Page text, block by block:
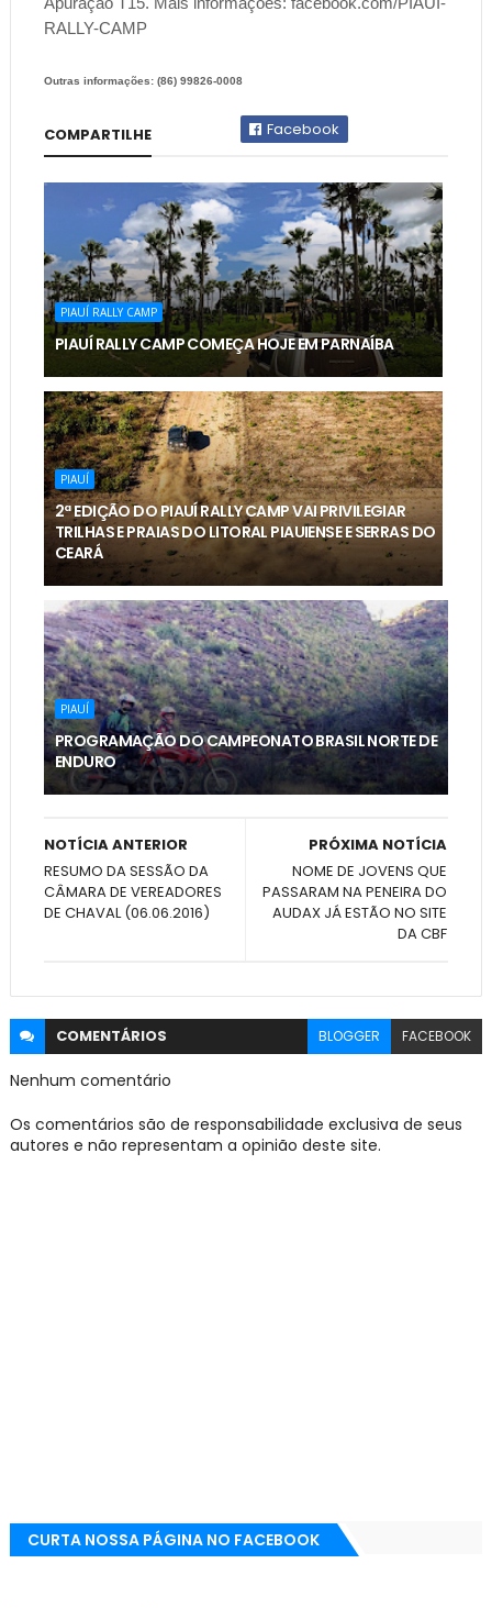
RALLY-CAMP
Outras informações: (86) 99826-0008
COMPARTILHE Facebook
PIAUÍ RALLY CAMP
PIAUÍ RALLY CAMP COMEÇA HOJE EM PARNAÍBA
PIAUÍ
2ª EDIÇÃO DO PIAUÍ RALLY CAMP VAI PRIVILEGIAR
TRILHAS E PRAIAS DO LITORAL PIAUIENSE E SERRAS DO
CEARÁ
PIAUÍ
PROGRAMAÇÃO DO CAMPEONATO BRASIL NORTE DE
ENDURO
PRÓXIMA NOTÍCIA
NOME DE JOVENS QUE
PASSARAM NA PENEIRA DO
AUDAX JÁ ESTÃO NO SITE
DA CBF
NOTÍCIA ANTERIOR
RESUMO DA SESSÃO DA
CÂMARA DE VEREADORES
DE CHAVAL (06.06.2016)
COMENTÁRIOS BLOGGER FACEBOOK
Nenhum comentário
Os comentários são de responsabilidade exclusiva de seus
autores e não representam a opinião deste site.
CURTA NOSSA PÁGINA NO FACEBOOK